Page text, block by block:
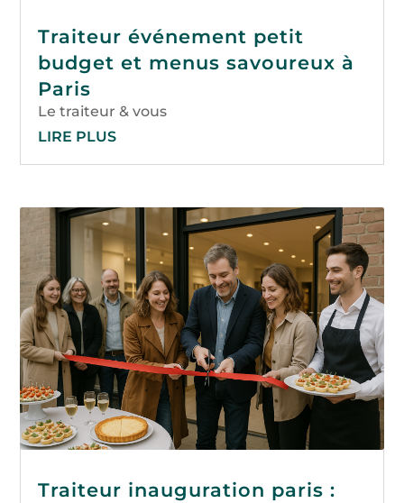
Traiteur événement petit
budget et menus savoureux à
Paris
Le traiteur & vous
LIRE PLUS
Traiteur inauguration paris :